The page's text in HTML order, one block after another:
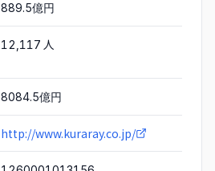
889.5億円
12,117 人
8084.5億円
http://www.kuraray.co.jp/